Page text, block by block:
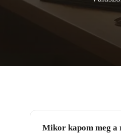
Mikor kapom meg a